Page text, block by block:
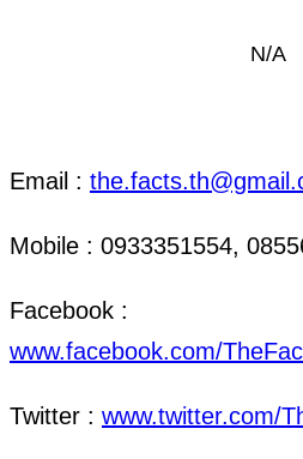
N/A
Email :
Mobile : 0933351554,
Facebook :
www.facebook.com/
Twitter : www.twitter.com/